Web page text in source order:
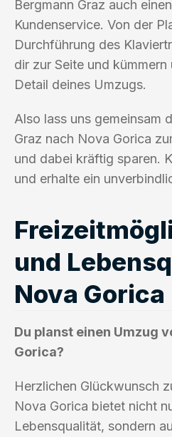
Bergmann Graz auch
Kundenservice. Von der
Durchführung des
dir zur Seite und
Detail deines Umzugs.
Also lass uns gemeinsam
Graz nach Nova Gorica
und dabei kräftig sparen.
und erhalte ein
und
Nova Gorica
Du planst einen Umzug
Gorica?
Herzlichen Glückwunsch
Nova Gorica bietet nicht
Lebensqualität, sondern